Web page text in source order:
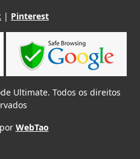
| Pinterest
Ultimate. Todos os direitos
WebTao